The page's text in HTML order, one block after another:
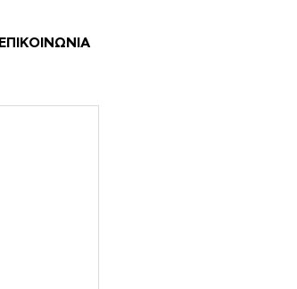
ΕΠΙΚΟΙΝΩΝΙΑ